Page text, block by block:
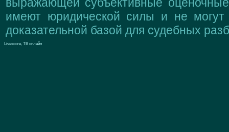
имеют юридической силы и не могут
доказательной базой для судебных
Livescore, ТВ онлайн